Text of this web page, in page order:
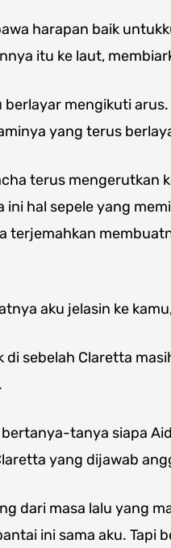
harapan baik
itu ke laut,
berlayar mengikuti
yang terus
terus mengerutkan
ini hal sepele yang
terjemahkan
aku jelasin ke
di sebelah Claretta
tanya siapa
yang dijawab
dari masa lalu yang
ini sama aku. Tapi